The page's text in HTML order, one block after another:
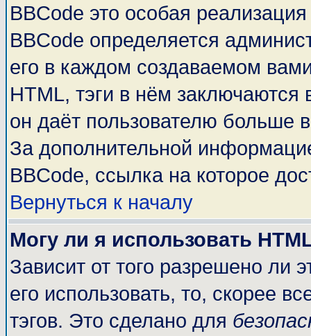
BBCode это особая
BBCode определяется
его в каждом создаваемом
HTML, тэги в нём заключаются
он даёт пользователю больше
За дополнительной
BBCode, ссылка на которое
Вернуться к началу
Могу ли я использовать
Зависит от того разрешено ли
его использовать, то, скорее
тэгов. Это сделано для